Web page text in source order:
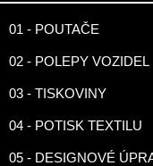
01 - POUTAČE
02 - POLEPY VOZIDEL
03 - TISKOVINY
04 - POTISK TEXTILU
05 - DESIGNOVÉ